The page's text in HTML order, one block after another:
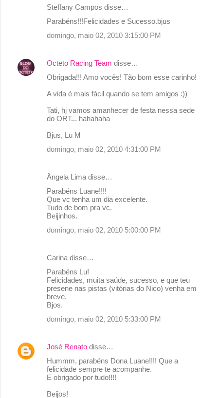
Steffany Campos disse…
Parabéns!!!Felicidades e Sucesso.bjus
domingo, maio 02, 2010 3:15:00 PM
Octeto Racing Team disse…
Obrigada!!! Amo vocês! Tão bom esse carinho!
A vida é mais fácil quando se tem amigos :))
Tati, hj vamos amanhecer de festa nessa sede
do ORT... hahahaha
Bjus, Lu M
domingo, maio 02, 2010 4:31:00 PM
Ângela Lima disse…
Parabéns Luane!!!!
Que vc tenha um dia excelente.
Tudo de bom pra vc.
Beijinhos.
domingo, maio 02, 2010 5:00:00 PM
Carina disse…
Parabéns Lu!
Felicidades, muita saúde, sucesso, e que teu
presene nas pistas (vitórias do Nico) venha em
breve.
Bjos.
domingo, maio 02, 2010 5:33:00 PM
José Renato disse…
Hummm, parabéns Dona Luane!!!! Que a
felicidade sempre te acompanhe.
E obrigado por tudo!!!!
Beijos!